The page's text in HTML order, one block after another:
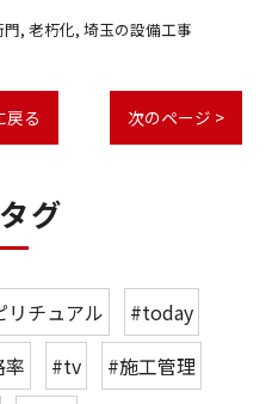
門 老朽化 埼玉の設備工事
戻る 次のページ >
グ
リチュアル
#today
率 #tv
#施工管理